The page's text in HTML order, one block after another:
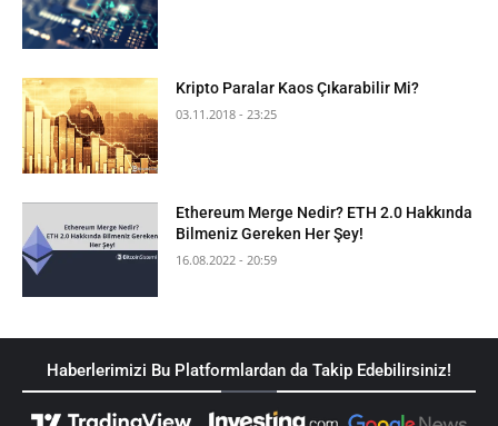
Kripto Paralar Kaos Çıkarabilir Mi?
03.11.2018 - 23:25
Ethereum Merge Nedir? ETH 2.0 Hakkında
Bilmeniz Gereken Her Şey!
16.08.2022 - 20:59
Haberlerimizi Bu Platformlardan da Takip Edebilirsiniz!